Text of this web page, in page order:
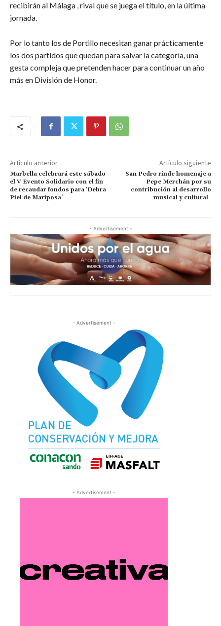
recibirán al Málaga , rival que se juega el título, en la última
jornada.
Por lo tanto los de Portillo necesitan ganar prácticamente
los dos partidos que quedan para salvar la categoría, una
gesta compleja que pretenden hacer para continuar un año
más en División de Honor.
Artículo anterior
Marbella celebrará este sábado
el V Evento Solidario con el fin
de recaudar fondos para ‘Debra
Piel de Mariposa’
Artículo siguiente
San Pedro rinde homenaje a
Pepe Merchán por su
contribución al desarrollo
musical y cultural
- Advertisement -
- Advertisement -
- Advertisement -